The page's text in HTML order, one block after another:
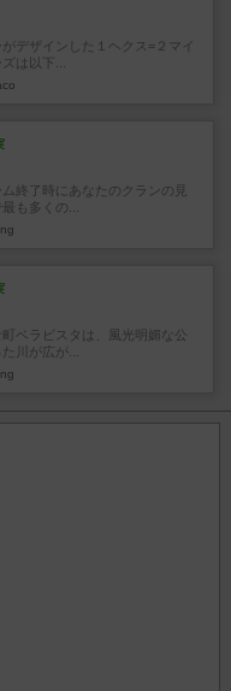
デザインした１ヘクス=２マイ
は以下...
終了時にあなたのクランの見
も多くの...
町ベラビスタは、風光明媚な公
川が広が...